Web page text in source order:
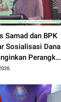
Samad dan BPK
Sosialisasi Dana
Perangkat
Cianjur Tidur